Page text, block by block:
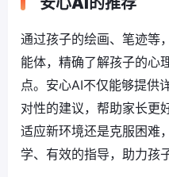
通过孩子的绘画、笔迹等
能体，精确了解孩子的心
点。安心AI不仅能够提供
对性的建议，帮助家长更
适应新环境还是克服困难
学、有效的指导，助力孩